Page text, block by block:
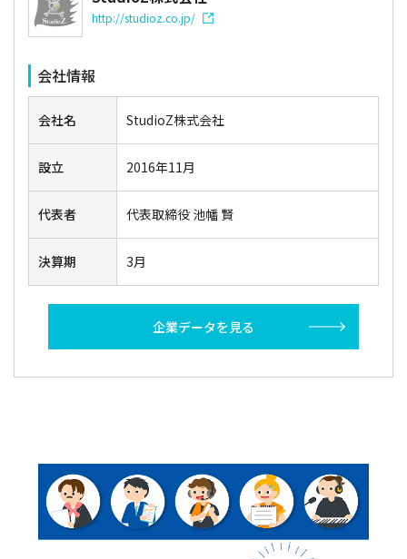
http://studioz.co.jp/
会社情報
会社名 StudioZ株式会社
設立 2016年11月
代表者 代表取締役 池幡 賢
決算期 3月
企業データを見る